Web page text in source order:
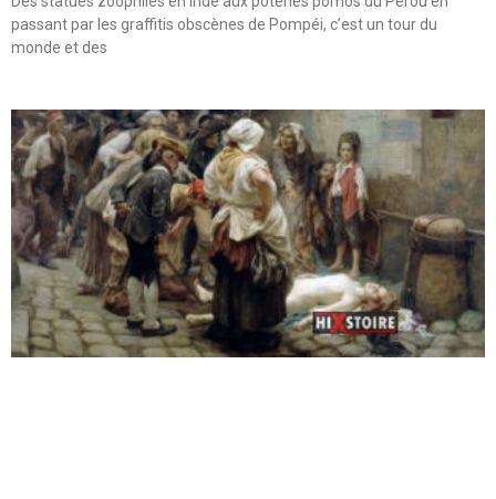
passant par les graffitis obscènes de Pompéi, c’est un tour du
monde et des